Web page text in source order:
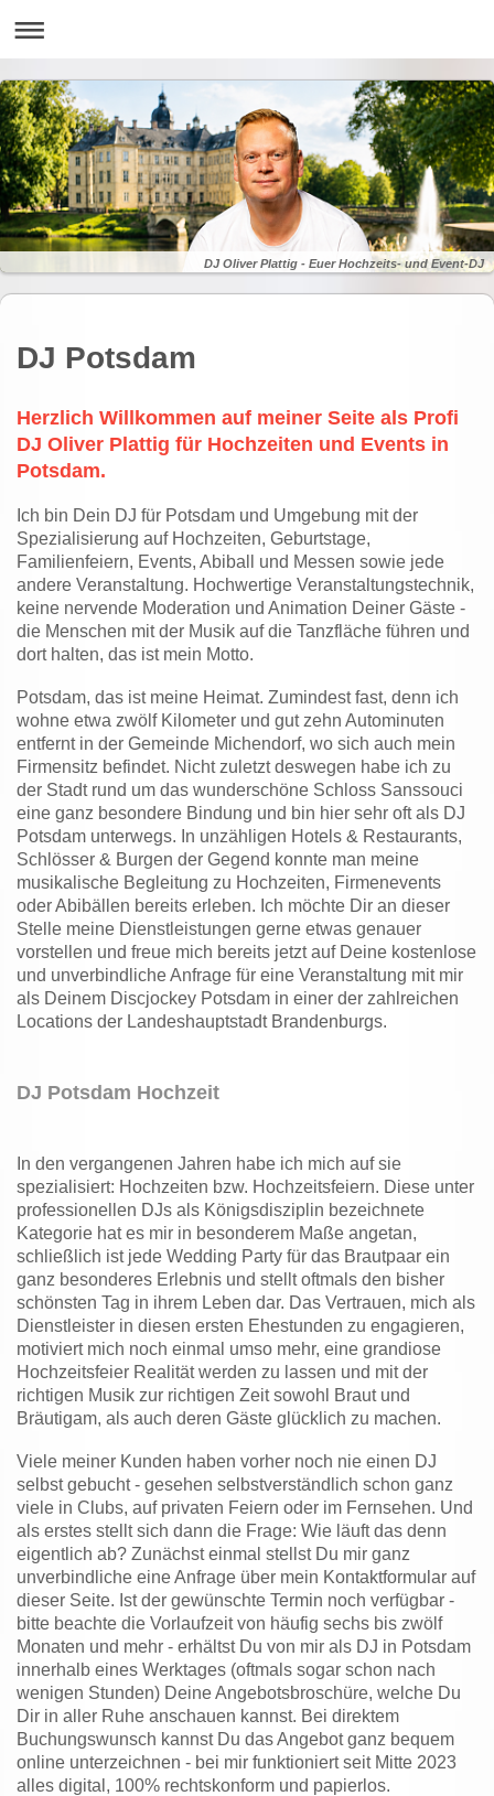
DJ Oliver Plattig - Euer Hochzeits- und Event-DJ
DJ Potsdam
Herzlich Willkommen auf meiner Seite als Profi
DJ Oliver Plattig für Hochzeiten und Events in
Potsdam.
Ich bin Dein DJ für Potsdam und Umgebung mit der
Spezialisierung auf Hochzeiten, Geburtstage,
Familienfeiern, Events, Abiball und Messen sowie jede
andere Veranstaltung. Hochwertige Veranstaltungstechnik,
keine nervende Moderation und Animation Deiner Gäste -
die Menschen mit der Musik auf die Tanzfläche führen und
dort halten, das ist mein Motto.
Potsdam, das ist meine Heimat. Zumindest fast, denn ich
wohne etwa zwölf Kilometer und gut zehn Autominuten
entfernt in der Gemeinde Michendorf, wo sich auch mein
Firmensitz befindet. Nicht zuletzt deswegen habe ich zu
der Stadt rund um das wunderschöne Schloss Sanssouci
eine ganz besondere Bindung und bin hier sehr oft als DJ
Potsdam unterwegs. In unzähligen Hotels & Restaurants,
Schlösser & Burgen der Gegend konnte man meine
musikalische Begleitung zu Hochzeiten, Firmenevents
oder Abibällen bereits erleben. Ich möchte Dir an dieser
Stelle meine Dienstleistungen gerne etwas genauer
vorstellen und freue mich bereits jetzt auf Deine kostenlose
und unverbindliche Anfrage für eine Veranstaltung mit mir
als Deinem Discjockey Potsdam in einer der zahlreichen
Locations der Landeshauptstadt Brandenburgs.
DJ Potsdam Hochzeit
In den vergangenen Jahren habe ich mich auf sie
spezialisiert: Hochzeiten bzw. Hochzeitsfeiern. Diese unter
professionellen DJs als Königsdisziplin bezeichnete
Kategorie hat es mir in besonderem Maße angetan,
schließlich ist jede Wedding Party für das Brautpaar ein
ganz besonderes Erlebnis und stellt oftmals den bisher
schönsten Tag in ihrem Leben dar. Das Vertrauen, mich als
Dienstleister in diesen ersten Ehestunden zu engagieren,
motiviert mich noch einmal umso mehr, eine grandiose
Hochzeitsfeier Realität werden zu lassen und mit der
richtigen Musik zur richtigen Zeit sowohl Braut und
Bräutigam, als auch deren Gäste glücklich zu machen.
Viele meiner Kunden haben vorher noch nie einen DJ
selbst gebucht - gesehen selbstverständlich schon ganz
viele in Clubs, auf privaten Feiern oder im Fernsehen. Und
als erstes stellt sich dann die Frage: Wie läuft das denn
eigentlich ab? Zunächst einmal stellst Du mir ganz
unverbindliche eine Anfrage über mein Kontaktformular auf
dieser Seite. Ist der gewünschte Termin noch verfügbar -
bitte beachte die Vorlaufzeit von häufig sechs bis zwölf
Monaten und mehr - erhältst Du von mir als DJ in Potsdam
innerhalb eines Werktages (oftmals sogar schon nach
wenigen Stunden) Deine Angebotsbroschüre, welche Du
Dir in aller Ruhe anschauen kannst. Bei direktem
Buchungswunsch kannst Du das Angebot ganz bequem
online unterzeichnen - bei mir funktioniert seit Mitte 2023
alles digital, 100% rechtskonform und papierlos.